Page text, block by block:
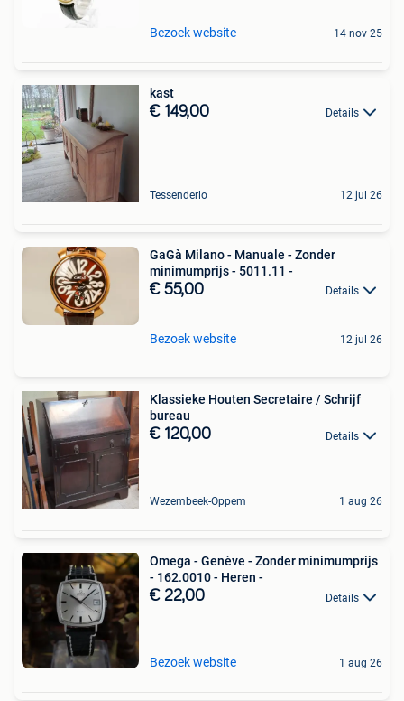
Bezoek website 14 nov 25
kast
€ 149,00 Details
Tessenderlo 12 jul 26
GaGà Milano - Manuale - Zonder
minimumprijs - 5011.11 -
€ 55,00 Details
Bezoek website 12 jul 26
Klassieke Houten Secretaire / Schrijf
bureau
€ 120,00 Details
Wezembeek-Oppem 1 aug 26
Omega - Genève - Zonder minimumprijs
- 162.0010 - Heren -
€ 22,00 Details
Bezoek website 1 aug 26